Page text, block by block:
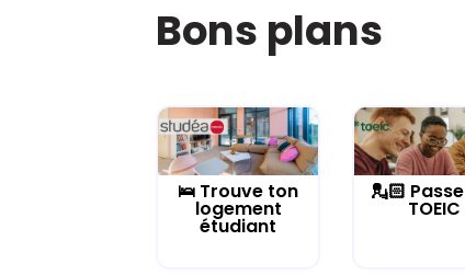
Bons plans
🛌 Trouve ton
logement
étudiant
💂🏻
TOEIC